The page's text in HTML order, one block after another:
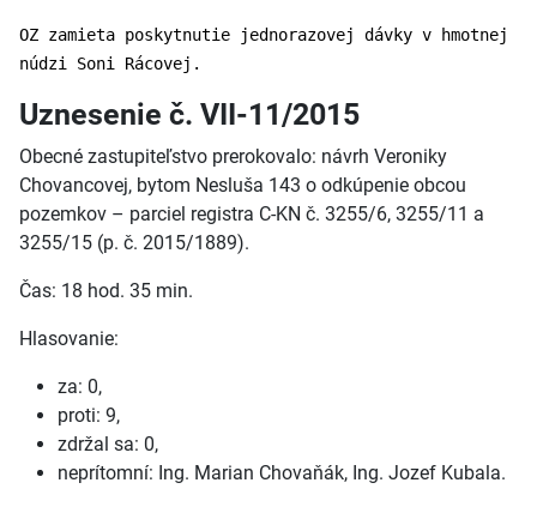
OZ zamieta poskytnutie jednorazovej dávky v hmotnej
núdzi Soni Rácovej.
Uznesenie č. VII-11/2015
Obecné zastupiteľstvo prerokovalo: návrh Veroniky
Chovancovej, bytom Nesluša 143 o odkúpenie obcou
pozemkov – parciel registra C-KN č. 3255/6, 3255/11 a
3255/15 (p. č. 2015/1889).
Čas: 18 hod. 35 min.
Hlasovanie:
za: 0,
proti: 9,
zdržal sa: 0,
neprítomní: Ing. Marian Chovaňák, Ing. Jozef Kubala.